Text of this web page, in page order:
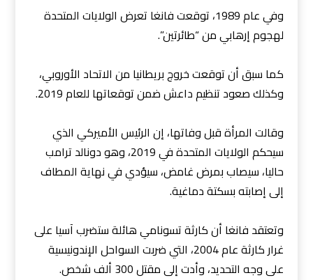
وفي عام 1989، توقعت فانغا تعرض الولايات المتحدة
لهجوم إرهابي من “طائرتين”.
كما سبق أن توقعت خروج بريطانيا من الاتحاد الأوروبي،
وكذلك صعود تنظيم داعش ضمن توقعاتها للعام 2019.
وقالت المرأة قبل وفاتها، إن الرئيس الأميركي الذي
سيحكم الولايات المتحدة في 2019، وهو دونالد ترامب
حاليا، سيصاب بمرض غامض، سيؤدي في نهاية المطاف
إلى إصابته بسكتة دماغية.
وتعتقد فانغا أن كارثة تسونامي هائلة ستضرب آسيا على
غرار كارثة عام 2004، التي ضربت السواحل الإندونيسية
على وجه التحديد، وأدت إلى مقتل 300 ألف شخص.